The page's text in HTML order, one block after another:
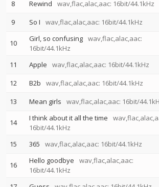
8 Rewind wav,flac,alac,aac: 16bit/44.1kHz
9
So I wav,flac,alac,aac: 16bit/44.1kHz
10 Girl, so confusing wav,flac,alac,aac:
16bit/44.1kHz
11 Apple wav,flac,alac,aac: 16bit/44.1kHz
12
B2b wav,flac,alac,aac: 16bit/44.1kHz
13
Mean girls wav,flac,alac,aac: 16bit/
14 I think about it all the time
16bit/44.1kHz
15 365 wav,flac,alac,aac: 16bit/44.1kHz
16 Hello goodbye
wav,flac,alac,aac:
16bit/44.1kHz